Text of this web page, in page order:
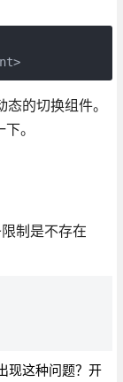
的切换组件。
。
制是不存在
现这种问题？开